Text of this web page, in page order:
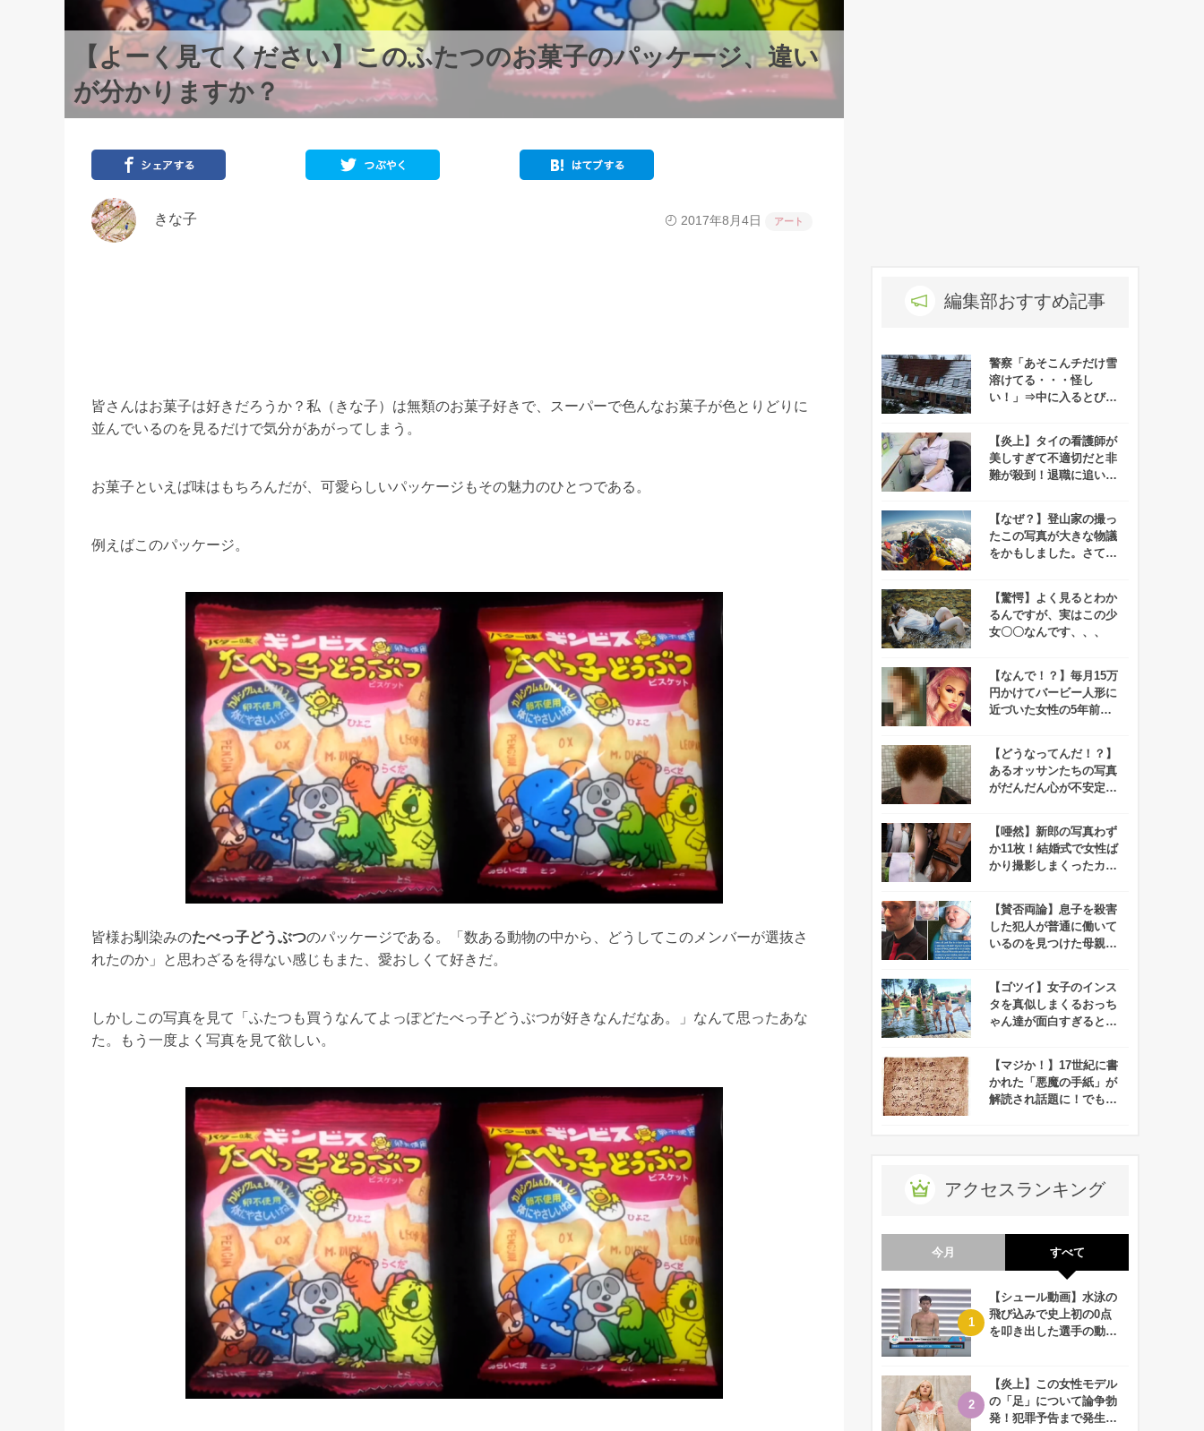
【よーく見てください】このふたつのお菓子のパッケージ、違い
が分かりますか？
きな子 2017年8月4日 アート
皆さんはお菓子は好きだろうか？私（きな子）は無類のお菓子好きで、スーパーで色んなお菓子が色とりどりに
並んでいるのを見るだけで気分があがってしまう。
お菓子といえば味はもちろんだが、可愛らしいパッケージもその魅力のひとつである。
例えばこのパッケージ。
皆様お馴染みのたべっ子どうぶつのパッケージである。「数ある動物の中から、どうしてこのメンバーが選抜さ
れたのか」と思わざるを得ない感じもまた、愛おしくて好きだ。
しかしこの写真を見て「ふたつも買うなんてよっぽどたべっ子どうぶつが好きなんだなあ。」なんて思ったあな
た。もう一度よく写真を見て欲しい。
編集部おすすめ記事
警察「あそこんチだけ雪
溶けてる・・・怪し
い！」⇒中に入るとびっ
【炎上】タイの看護師が
美しすぎて不適切だと非
難が殺到！退職に追い込
【なぜ？】登山家の撮っ
たこの写真が大きな物議
をかもしました。さて、
【驚愕】よく見るとわか
るんですが、実はこの少
女〇〇なんです、、、
【なんで！？】毎月15万
円かけてバービー人形に
近づいた女性の5年前が
【どうなってんだ！？】
あるオッサンたちの写真
がだんだん心が不安定に
【唖然】新郎の写真わず
か11枚！結婚式で女性ば
かり撮影しまくったカメ
ぎる！
【賛否両論】息子を殺害
した犯人が普通に働いて
いるのを見つけた母親が
【ゴツイ】女子のインス
タを真似しまくるおっち
ゃん達が面白すぎると話
【マジか！】17世紀に書
かれた「悪魔の手紙」が
解読され話題に！でもそ
アクセスランキング
今月 すべて
【シュール動画】水泳の
飛び込みで史上初の0点
を叩き出した選手の動画
【炎上】この女性モデル
の「足」について論争勃
発！犯罪予告まで発生す